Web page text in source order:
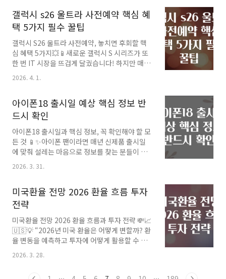
고민하는 분들을 위해 폼스키 분양 전 반드시 알
아야 할 핵심 5가지를 친절하게 알려드릴게요!🌈
1️⃣ 폼스키의 성격과 기질 ⭐🐕 활발하고 에너지
넘침폼스키는 허스키(Husky)와 포메라니안
(Pomeranian)의 믹스견으로, 두 품종 모두 활
동적이기에 에너지가 풍부해요. 매일 꾸준한 산
책과 놀이가 필수죠! 체력 소모가 충분하지 않으
갤럭시 s26 울트라 사전예약 핵심 혜
택 5가지 필수 꿀팁
갤럭시 S26 울트라 사전예약, 놓치면 후회할 핵
심 혜택 5가지💥📱새로운 갤럭시 S 시리즈가 또
한 번 IT 시장을 뜨겁게 달궜습니다! 하지만 매번
신제품을 단순히 구경만 하고, 미리 예약 혜택을
놓쳐 “아, 진작 예약할 걸…” 후회하는 분들 많으
준비하는 여러분께, 꼭 확인해야 할 핵심 혜택 5
가지와 함께 예약 꿀팁까지 알차게 알려드릴게
요. 🎯특히 이번 시리즈는 혁신적인 성능과 디자
인뿐만 아니라, 사전예약 고객 혜택이 풍성해 기
대감이 높습니다. 🙌 놓치면 후회할 '필수 꿀
팁'까지 꼼꼼히 살펴보세요! 🌈✅ 갤럭시 S26 울
트라 사전예약 핵심 혜택 5가지 체크리스트1. 📦
2026. 4. 1.
아이폰18 출시일 예상 핵심 정보 반
드시 확인
아이폰18 출시일과 핵심 정보, 꼭 확인해야 할 모
든 것 📱✨아이폰 팬이라면 매년 신제품 출시일
에 맞춰 설레는 마음으로 정보를 찾는 분들이 많
죠! 🤩 올해 역시 애플의 새로운 주자인 아이폰18
출시에 대한 기대가 커지고 있습니다. 과연 아이
지 궁금하지 않으세요? 🤔 지금부터 최신 루머부
터 예상 기능, 출시 일정, 그리고 구매 팁까지 꼼
꼼하게 알려드릴게요! 🧡📲📅 아이폰18 출시일
예상 & 애플 공식 일정 분석아이폰 출시 주기는
보통 매년 9월 초 ~ 10월 초 사이에 이루어집니
다. 2023년 아이폰15 출시는 9월 22일이었는데
요, 애플은 전통적으로 가을에 신제품을 공개하
2026. 3. 31.
미국환율 전망 2026 환율 흐름 투자
전략
미국환율 전망 2026 환율 흐름과 투자 전략 💸📈
🇺🇸💡 “2026년 미국 환율은 어떻게 변할까? 환
율 변동을 예측하고 투자에 어떻게 활용할 수 있
을까?” 이런 궁금증을 가진 분들이 많으실 텐데
요. 우리 경제뿐 아니라 글로벌 금융시장에도 큰
2026. 3. 28.